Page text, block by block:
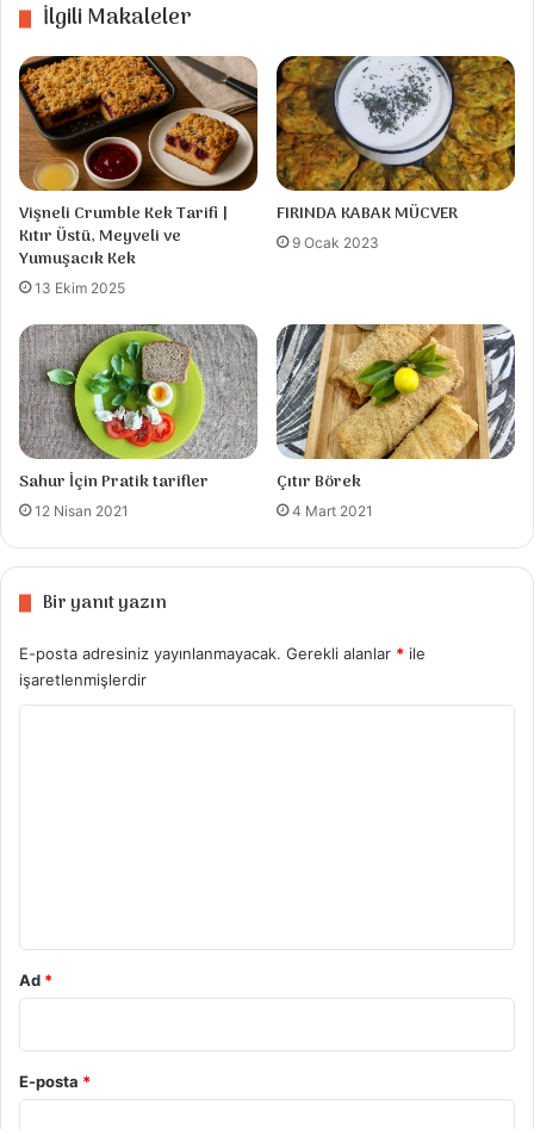
İlgili Makaleler
Vişneli Crumble Kek Tarifi |
Kıtır Üstü, Meyveli ve
Yumuşacık Kek
13 Ekim 2025
FIRINDA KABAK MÜCVER
9 Ocak 2023
Sahur İçin Pratik tarifler
12 Nisan 2021
Çıtır Börek
4 Mart 2021
Bir yanıt yazın
E-posta adresiniz yayınlanmayacak. Gerekli alanlar * ile
işaretlenmişlerdir
Ad *
E-posta *